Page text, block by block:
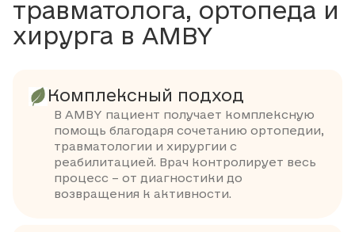
травматолога, ортопеда и
хирурга в AMBY
Комплексный подход
В AMBY пациент получает комплексную
помощь благодаря сочетанию ортопедии,
травматологии и хирургии с
реабилитацией. Врач контролирует весь
процесс – от диагностики до
возвращения к активности.